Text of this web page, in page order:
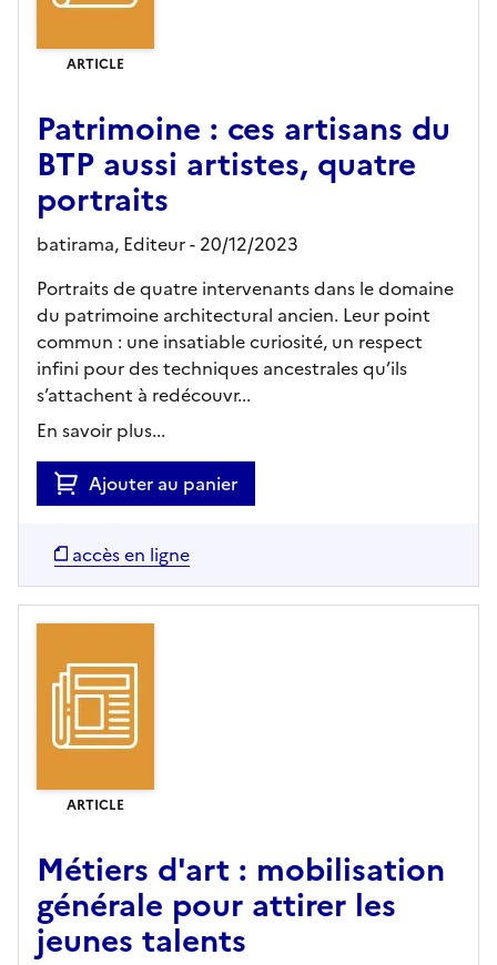
ARTICLE
Patrimoine : ces artisans du
BTP aussi artistes, quatre
portraits
batirama, Editeur- 20/12/2023
Portraits de quatre intervenants dans le domaine
du patrimoine architectural ancien. Leur point
commun : une insatiable curiosité, un respect
infini pour des techniques ancestrales qu’ils
s’attachent à redécouvr...
En savoir plus...
Ajouter au panier
accès en ligne
ARTICLE
Métiers d'art : mobilisation
générale pour attirer les
jeunes talents